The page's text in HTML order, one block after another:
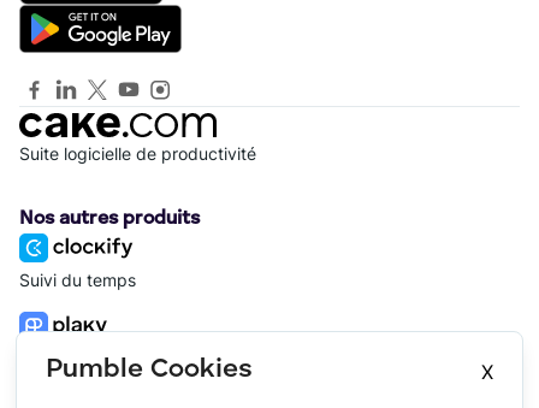
Suite logicielle de productivité
Nos autres produits
Suivi du temps
Gestion de projet
Pumble Cookies
X